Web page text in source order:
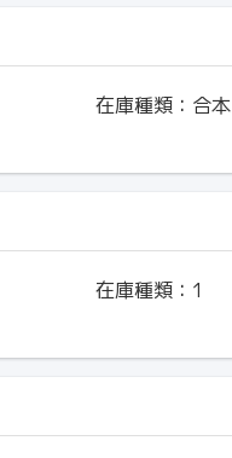
在庫種類： 合本
在庫種類： 1